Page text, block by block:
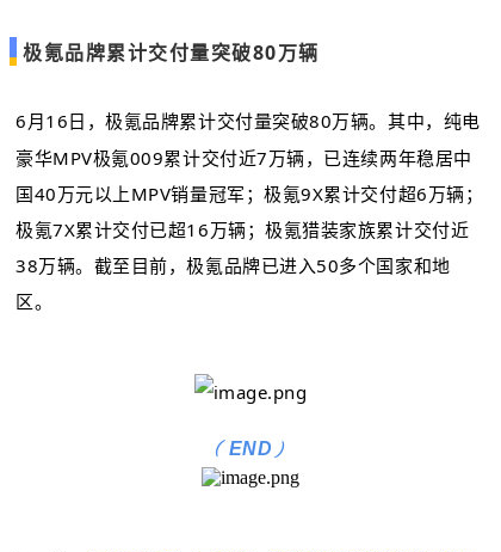
极氪品牌累计交付量突破80万辆
6月16日，极氪品牌累计交付量突破80万辆。其中，纯电
豪华MPV极氪009累计交付近7万辆，已连续两年稳居中
国40万元以上MPV销量冠军；极氪9X累计交付超6万辆；
极氪7X累计交付已超16万辆；极氪猎装家族累计交付近
38万辆。截至目前，极氪品牌已进入50多个国家和地
区。
(END )